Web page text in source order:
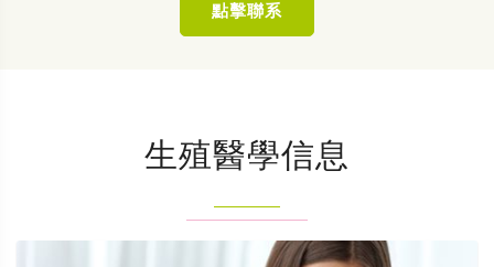
點擊聯系
生殖醫學信息